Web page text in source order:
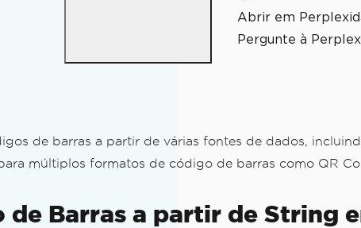
Abrir em
Pergunte à
de barras a partir de várias fontes de dados,
múltiplos formatos de código de barras como QR
Barras a partir de String